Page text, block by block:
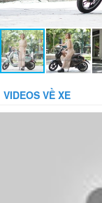
VIDEOS VỀ XE